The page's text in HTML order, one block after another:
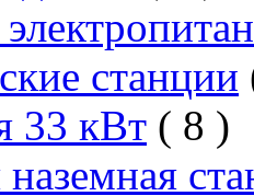
станции
33 кВт ( 8 )
наземная